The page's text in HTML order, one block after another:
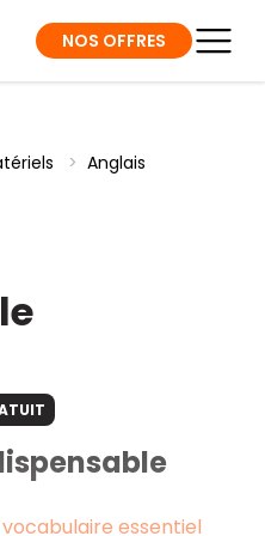
NOS OFFRES
> Anglais
essentiel